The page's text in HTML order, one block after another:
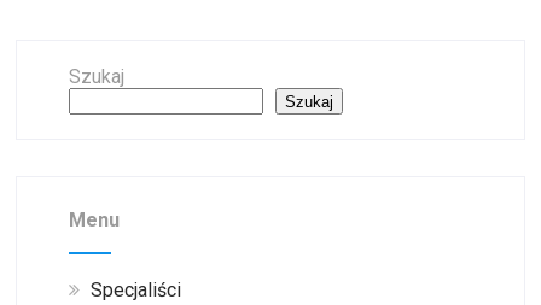
Szukaj
Szukaj
Menu
Specjaliści